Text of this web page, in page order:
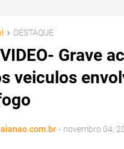
DESTAQUE
Grave
veiculos
- novembro 04,